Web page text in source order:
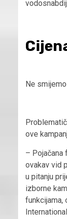
Ne
ove
– Pojačana
ovakav vid
u pitanju
izborne
funkcijama,